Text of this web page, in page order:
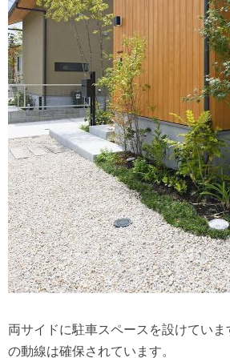
両サイドに駐車スペースを設けてい
の動線は確保されています。